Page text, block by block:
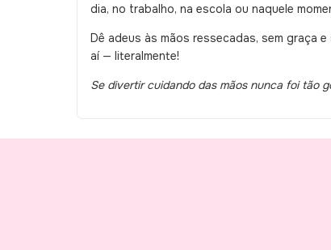
dia, no trabalho, na escola ou naquele
Dê adeus às mãos ressecadas, sem graça e
aí — literalmente!
Se divertir cuidando das mãos nunca foi tão